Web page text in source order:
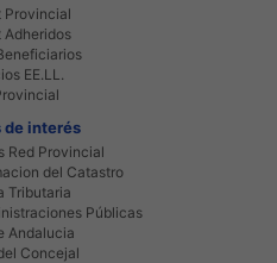
Provincial
Adheridos
EE.LL.
de interés
Red Provincial
del Catastro
Tributaria
Públicas
Andalucia
Concejal